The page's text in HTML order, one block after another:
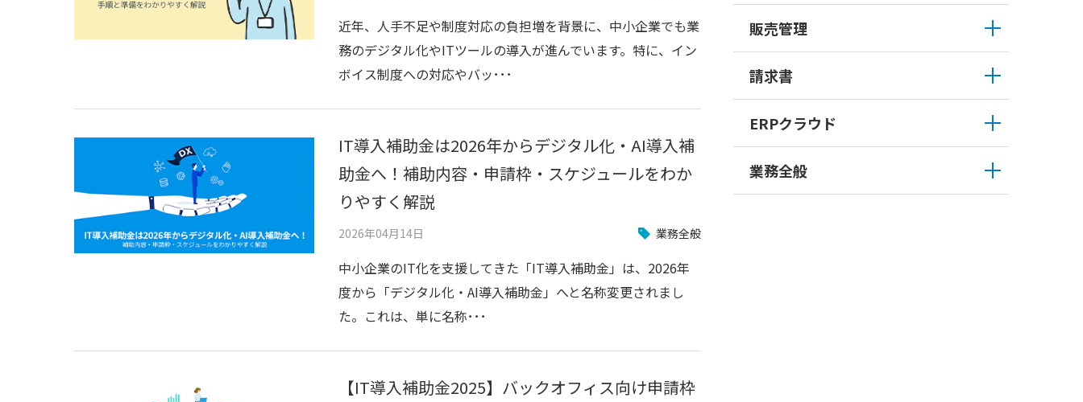
近年、人手不足や制度対応の負担増を背景に、中小企業でも業
務のデジタル化やITツールの導入が進んでいます。特に、イン
ボイス制度への対応やバッ･･･
IT導入補助金は2026年からデジタル化・AI導入補
助金へ！補助内容・申請枠・スケジュールをわか
りやすく解説
2026年04月14日 業務全般
中小企業のIT化を支援してきた「IT導入補助金」は、2026年
度から「デジタル化・AI導入補助金」へと名称変更されまし
た。これは、単に名称･･･
【IT導入補助金2025】バックオフィス向け申請枠
販売管理
請求書
ERPクラウド
業務全般